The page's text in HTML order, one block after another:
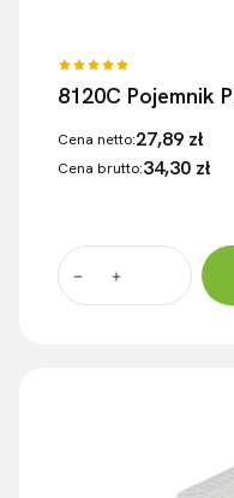
8120C Pojemnik
Cena netto:27,89 zł
Cena brutto:34,30 zł